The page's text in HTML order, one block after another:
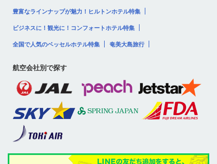
豊富なラインナップが魅力！ヒルトンホテル特集
ビジネスに！観光に！コンフォートホテル特集
全国で人気のベッセルホテル特集 奄美大島旅行
航空会社別で探す